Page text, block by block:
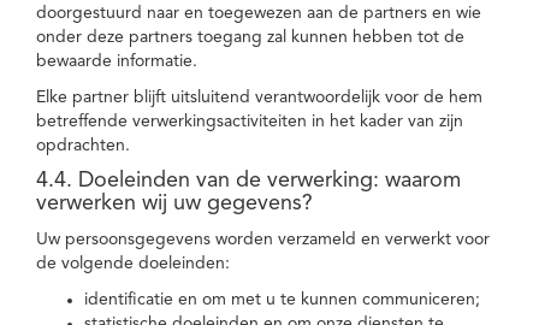
doorgestuurd naar en toegewezen aan de partners en wie
onder deze partners toegang zal kunnen hebben tot de
bewaarde informatie.
Elke partner blijft uitsluitend verantwoordelijk voor de hem
betreffende verwerkingsactiviteiten in het kader van zijn
opdrachten.
4.4. Doeleinden van de verwerking: waarom
verwerken wij uw gegevens?
Uw persoonsgegevens worden verzameld en verwerkt voor
de volgende doeleinden:
identificatie en om met u te kunnen communiceren;